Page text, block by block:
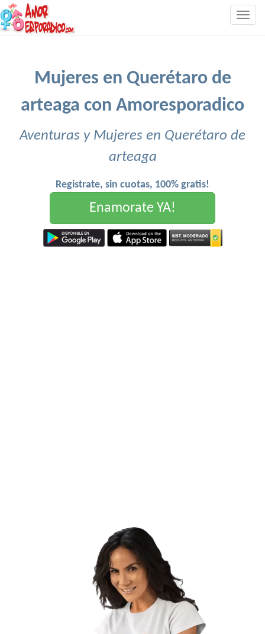
Mujeres en Querétaro de
arteaga con Amoresporadico
Aventuras y Mujeres en Querétaro de
arteaga
Registrate, sin cuotas, 100% gratis!
Enamorate YA!